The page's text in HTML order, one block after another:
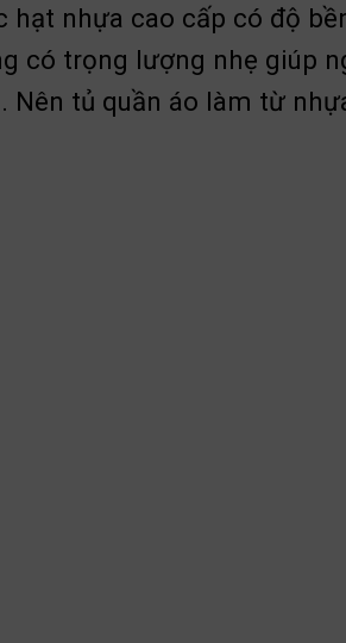
nhựa cao cấp có độ
có trọng lượng nhẹ giúp
tủ quần áo làm từ